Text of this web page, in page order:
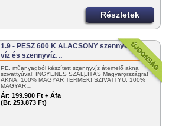
Részletek
1.9 - PESZ 600 K ALACSONY szennyezett
víz és szennyvíz…
PE. műanyagból készített szennyvíz átemelő akna
szivattyúval! INGYENES SZÁLLÍTÁS Magyarországra!
AKNA: 100% MAGYAR TERMÉK! SZIVATTYÚ: 100%
MAGYAR…
Ár: 199.900 Ft + Áfa
(Br. 253.873 Ft)